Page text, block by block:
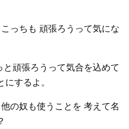
っちも 頑張ろうって気にな
頑張ろうって気合を込めて
にするよ。
の奴も使うことを 考えて名